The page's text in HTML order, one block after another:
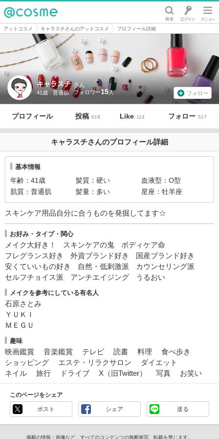
@cosme
アットコスメ キャラスチさんのアットコスメ プロフィール詳細
キャラスチ さん
41歳 普通肌 15 フォロー
プロフィール 投稿 918 Like 114 フォロー 517
キャラスチさんのプロフィール詳細
基本情報
年齢 41歳 髪質 硬い 血液型
O型
肌質
普通肌 髪量 多い 星座 牡羊座
スキンケア用品自分に合うものを発掘してます☆
お好み・タイプ・関心
メイク大好き！ スキンケアの鬼
ボディケア命
フレグランス好き
外資ブランド好き
国産ブランド好き
安くていいもの好き
自然・低刺激派
カウンセリング派
セルフチョイス派
アンチエイジング うるおい
メイクを参考にしている有名人
石原さとみ
ＹＵＫＩ
ＭＥＧＵ
趣味
映画鑑賞 音楽鑑賞 テレビ 読書 料理
食べ歩き
ショッピング
エステ・リラクサロン
ダイエット
ネイル
旅行 ドライブ X（旧Twitter） 写真 お笑い
このページをシェア
ポスト シェア 送る
掲載の情報・画像など、すべてのコンテンツの無断複写、転載を禁じます。